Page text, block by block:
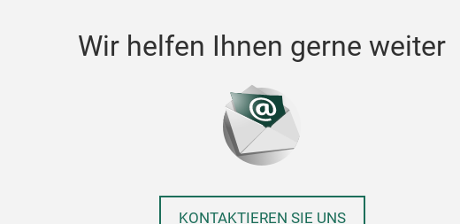
Wir helfen Ihnen gerne weiter
KONTAKTIEREN SIE UNS